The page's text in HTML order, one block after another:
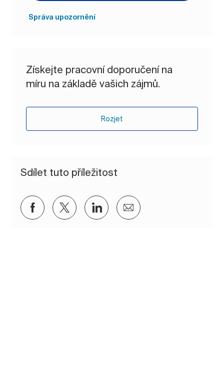
Správa upozornění
Získejte pracovní doporučení na
míru na základě vašich zájmů.
Rozjet
Sdílet tuto příležitost
Sdílet přes Facebook
Sdílet přes twitter
Sdílet přes LinkedIn
Sdílet e-mailem